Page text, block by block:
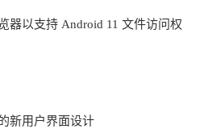
器以支持 Android 11 文件访问权
新用户界面设计